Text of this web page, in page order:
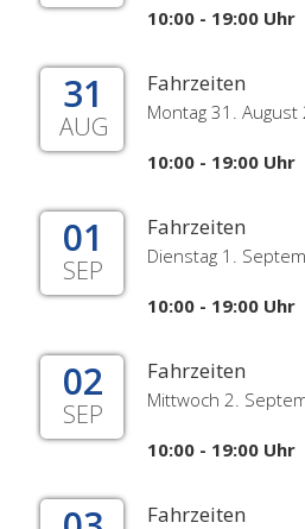
10:00 - 19:00 Uhr
31
AUG
Fahrzeiten
Montag 31. August
10:00 - 19:00 Uhr
01
SEP
Fahrzeiten
Dienstag 1.
10:00 - 19:00 Uhr
02
SEP
Fahrzeiten
Mittwoch 2.
10:00 - 19:00 Uhr
Fahrzeiten